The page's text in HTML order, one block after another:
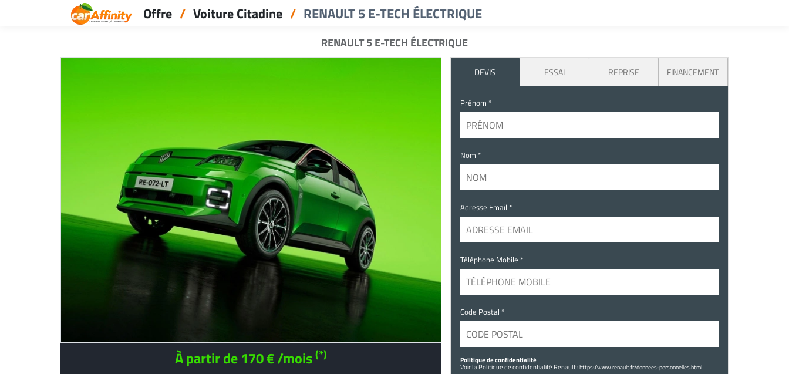
Offre Voiture Citadine RENAULT 5 E-TECH ÉLECTRIQUE
RENAULT 5 E-TECH ÉLECTRIQUE
À partir de 170 € /mois(*)
DEVIS ESSAI REPRISE FINANCEMENT
Prénom *
Nom *
Adresse Email *
Téléphone Mobile *
Code Postal *
Politique de confidentialité
Voir la Politique de confidentialité Renault :https://www.renault.fr/donnees-personnelles.html